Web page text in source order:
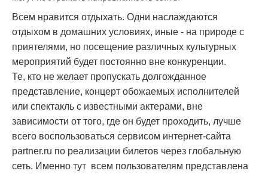
Всем нравится отдыхать. Одни наслаждаются
отдыхом в домашних условиях, иные - на природе с
приятелями, но посещение различных культурных
мероприятий будет постоянно вне конкуренции.
Те, кто не желает пропускать долгожданное
представление, концерт обожаемых исполнителей
или спектакль с известными актерами, вне
зависимости от того, где он будет проходить, лучше
всего воспользоваться сервисом интернет-сайта
partner.ru по реализации билетов через глобальную
сеть. Именно тут всем пользователям представлена